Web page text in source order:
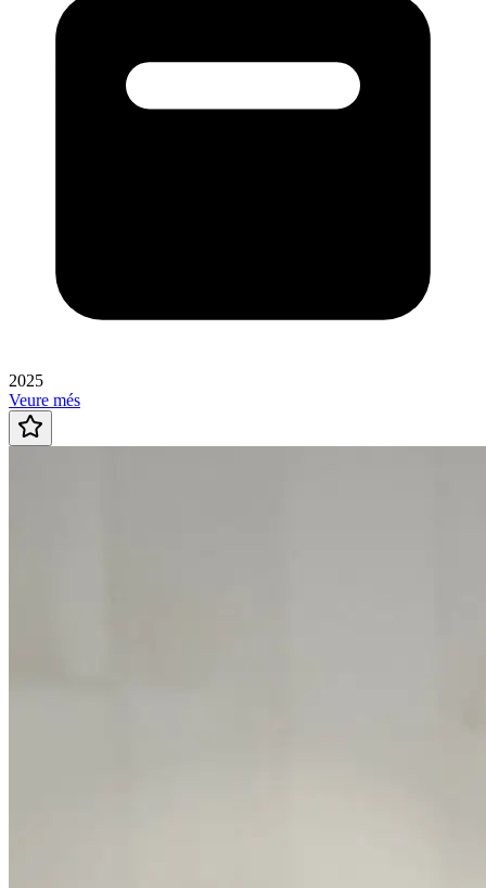
2025
Veure més